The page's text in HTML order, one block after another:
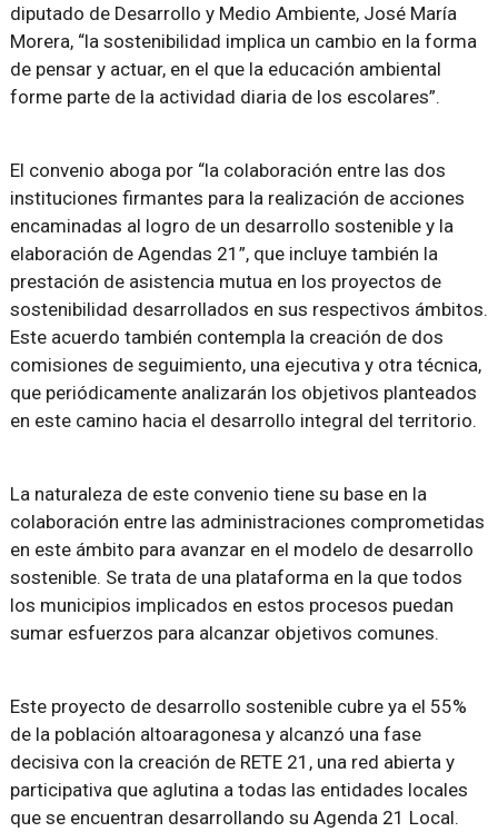
diputado de Desarrollo y Medio Ambiente, José María
Morera, “la sostenibilidad implica un cambio en la forma
de pensar y actuar, en el que la educación ambiental
forme parte de la actividad diaria de los escolares”.
El convenio aboga por “la colaboración entre las dos
instituciones firmantes para la realización de acciones
encaminadas al logro de un desarrollo sostenible y la
elaboración de Agendas 21”, que incluye también la
prestación de asistencia mutua en los proyectos de
sostenibilidad desarrollados en sus respectivos ámbitos.
Este acuerdo también contempla la creación de dos
comisiones de seguimiento, una ejecutiva y otra técnica,
que periódicamente analizarán los objetivos planteados
en este camino hacia el desarrollo integral del territorio.
La naturaleza de este convenio tiene su base en la
colaboración entre las administraciones comprometidas
en este ámbito para avanzar en el modelo de desarrollo
sostenible. Se trata de una plataforma en la que todos
los municipios implicados en estos procesos puedan
sumar esfuerzos para alcanzar objetivos comunes.
Este proyecto de desarrollo sostenible cubre ya el 55%
de la población altoaragonesa y alcanzó una fase
decisiva con la creación de RETE 21, una red abierta y
participativa que aglutina a todas las entidades locales
que se encuentran desarrollando su Agenda 21 Local.